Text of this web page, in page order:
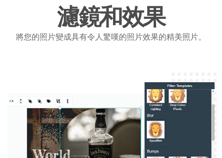
濾鏡和效果
將您的照片變成具有令人驚嘆的照片效果的精美照片。